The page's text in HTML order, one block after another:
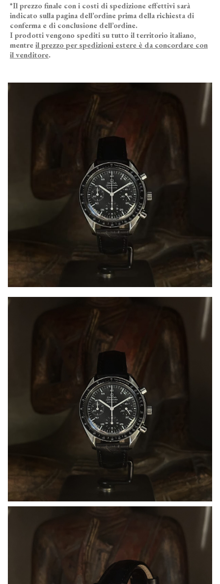
*Il prezzo finale con i costi di spedizione effettivi sarà
indicato sulla pagina dell’ordine prima della richiesta di
conferma e di conclusione dell’ordine.
I prodotti vengono spediti su tutto il territorio italiano,
mentre il prezzo per spedizioni estere è da concordare con
il venditore.